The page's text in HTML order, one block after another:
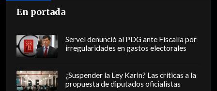
En portada
Servel denunció al PDG ante Fiscalía por
irregularidades en gastos electorales
¿Suspender la Ley Karin? Las críticas a la
propuesta de diputados oficialistas